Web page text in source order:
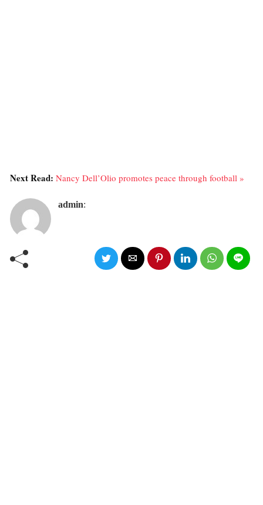
Next Read: Nancy Dell’Olio promotes peace through football »
admin: